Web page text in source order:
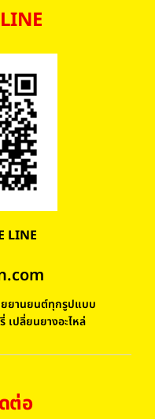
LINE
ยยานยนต์ทุกรูปแบบ
เปลี่ยนยางอะไหล่
ต่อ